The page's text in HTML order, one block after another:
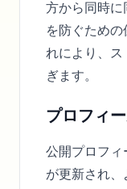
方から同時に
を防ぐための
れにより、
ぎます。
プロフィ
公開プロフィ
が更新され